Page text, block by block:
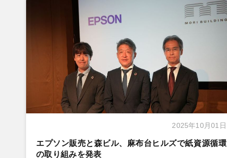
2025年10月01日
エプソン販売と森ビル、麻布台ヒルズで紙資源循環
の取り組みを発表